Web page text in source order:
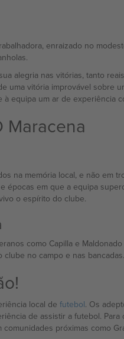
enraizado no
alegria nas vitórias, tanto
uma vitória improvável
equipa um ar de experiência
Maracena
na memória local, e não
épocas em que a equipa
o espírito do clube.
como Capilla e
no campo e nas bancadas.
local de futebol. Os
de assistir a futebol.
próximas como